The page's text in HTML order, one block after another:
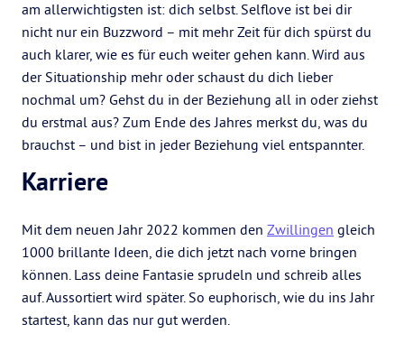
am allerwichtigsten ist: dich selbst. Selflove ist bei dir
nicht nur ein Buzzword – mit mehr Zeit für dich spürst du
auch klarer, wie es für euch weiter gehen kann. Wird aus
der Situationship mehr oder schaust du dich lieber
nochmal um? Gehst du in der Beziehung all in oder ziehst
du erstmal aus? Zum Ende des Jahres merkst du, was du
brauchst – und bist in jeder Beziehung viel entspannter.
Karriere
Mit dem neuen Jahr 2022 kommen den Zwillingen gleich
1000 brillante Ideen, die dich jetzt nach vorne bringen
können. Lass deine Fantasie sprudeln und schreib alles
auf. Aussortiert wird später. So euphorisch, wie du ins Jahr
startest, kann das nur gut werden.